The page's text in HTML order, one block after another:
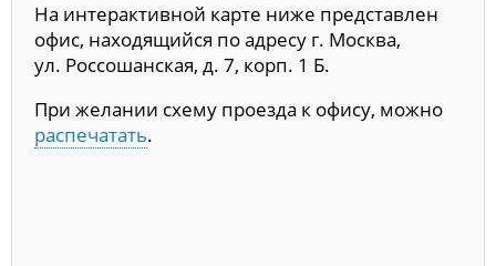
На интерактивной карте ниже представлен
офис, находящийся по адресу г. Москва,
ул. Россошанская, д. 7, корп. 1 Б.
При желании схему проезда к офису, можно
распечатать.